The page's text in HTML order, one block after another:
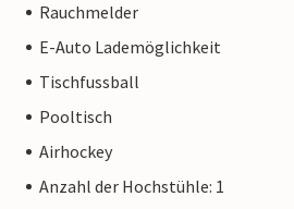
Rauchmelder
E-Auto Lademöglichkeit
Tischfussball
Pooltisch
Airhockey
Anzahl der Hochstühle: 1